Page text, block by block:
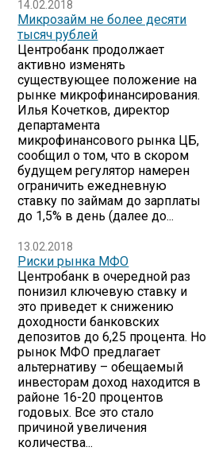
14.02.2018
Микрозайм не более десяти
тысяч рублей
Центробанк продолжает
активно изменять
существующее положение на
рынке микрофинансирования.
Илья Кочетков, директор
департамента
микрофинансового рынка ЦБ,
сообщил о том, что в скором
будущем регулятор намерен
ограничить ежедневную
ставку по займам до зарплаты
до 1,5% в день (далее до...
13.02.2018
​Риски рынка МФО
Центробанк в очередной раз
понизил ключевую ставку и
это приведет к снижению
доходности банковских
депозитов до 6,25 процента. Но
рынок МФО предлагает
альтернативу – обещаемый
инвесторам доход находится в
районе 16-20 процентов
годовых. Все это стало
причиной увеличения
количества...